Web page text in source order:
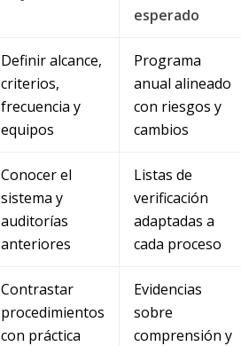
esperado
Definir alcance,
criterios,
frecuencia y
equipos
Programa
anual alineado
con riesgos y
cambios
Conocer el
sistema y
auditorías
anteriores
Listas de
verificación
adaptadas a
cada proceso
Contrastar
procedimientos
con práctica
Evidencias
sobre
comprensión y